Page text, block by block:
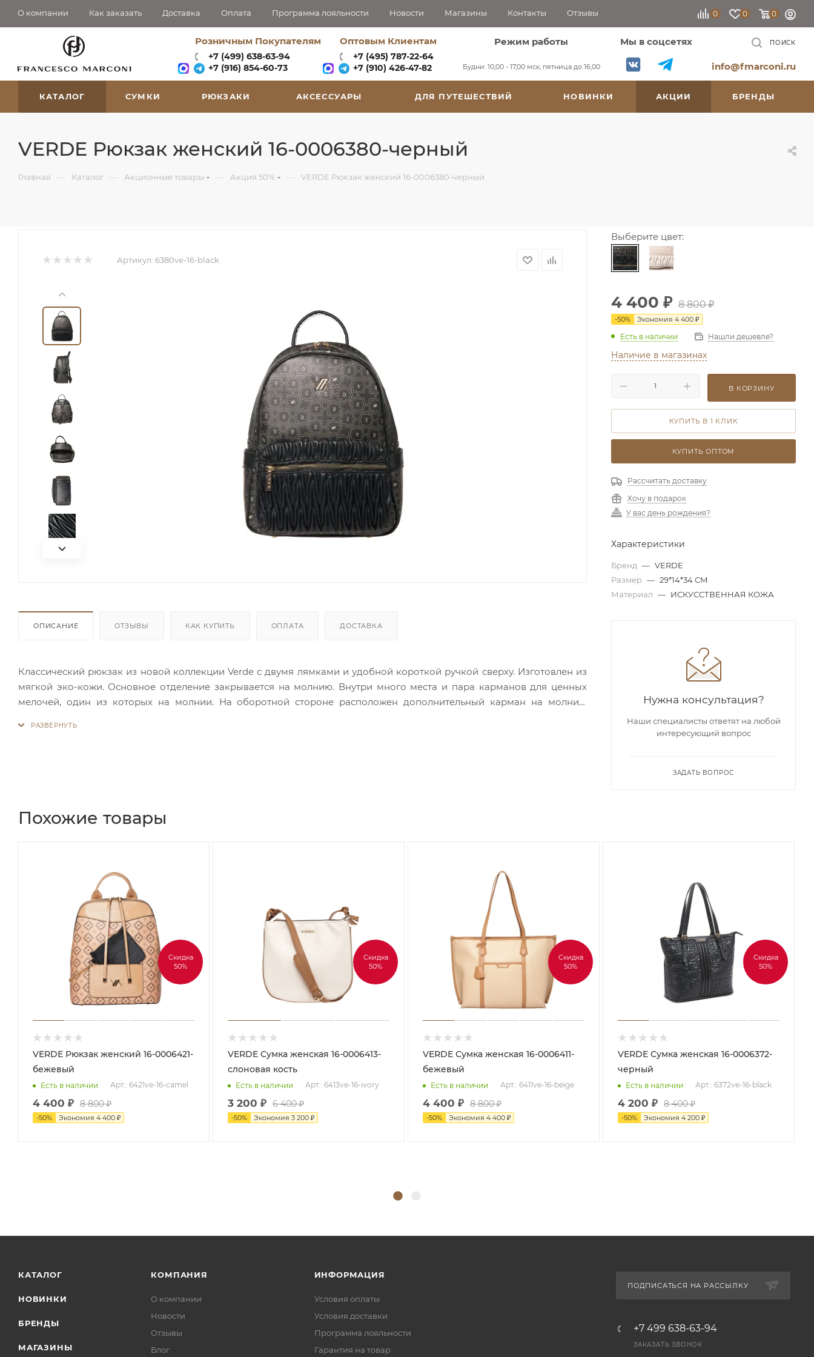
О компании Как заказать Доставка Оплата Программа лояльности Новости Магазины Контакты Отзывы 0 0 0
Розничным Покупателям
+7 (499) 638-63-94
+7 (916) 854-60-73‬
Оптовым Клиентам
+7 (495) 787-22-64
+7 (910) 426-47-82
Режим работы
Будни: 10,00 - 17,00 мск, пятница до 16,00
Мы в соцсетях ПОИСК
info@fmarconi.ru
КАТАЛОГ СУМКИ РЮКЗАКИ АКСЕССУАРЫ ДЛЯ ПУТЕШЕСТВИЙ НОВИНКИ АКЦИИ БРЕНДЫ
VERDE Рюкзак женский 16-0006380-черный
Главная — Каталог — Акционные товары — Акция 50% — VERDE Рюкзак женский 16-0006380-черный
Артикул: 6380ve-16-black
ОПИСАНИЕ ОТЗЫВЫ КАК КУПИТЬ ОПЛАТА ДОСТАВКА
Классический рюкзак из новой коллекции Verde с двумя лямками и удобной короткой ручкой сверху. Изготовлен из
мягкой эко-кожи. Основное отделение закрывается на молнию. Внутри много места и пара карманов для ценных
мелочей, один из которых на молнии. На оборотной стороне расположен дополнительный карман на молнии.
Выберите цвет:
4 400 ₽ 8 800₽
-50% Экономия 4 400 ₽
Есть в наличии Нашли дешевле?
Наличие в магазинах
В КОРЗИНУ
КУПИТЬ В 1 КЛИК
КУПИТЬ ОПТОМ
Рассчитать доставку
Хочу в подарок
У вас день рождения?
Характеристики
Бренд — VERDE
Размер — 29*14*34 СМ
Материал — ИСКУССТВЕННАЯ КОЖА
Нужна консультация?
Наши специалисты ответят на любой
интересующий вопрос
ЗАДАТЬ ВОПРОС
Похожие товары
Скидка
50%
VERDE Рюкзак женский 16-0006421-
бежевый
Есть в наличии Арт.: 6421ve-16-camel
4 400 ₽ 8 800₽
-50% Экономия 4 400 ₽
Скидка
50%
VERDE Сумка женская 16-0006413-
слоновая кость
Есть в наличии Арт.: 6413ve-16-ivory
3 200 ₽ 6 400₽
-50% Экономия 3 200 ₽
Скидка
50%
VERDE Сумка женская 16-0006411-
бежевый
Есть в наличии Арт.: 6411ve-16-beige
4 400 ₽ 8 800₽
-50% Экономия 4 400 ₽
Скидка
50%
VERDE Сумка женская 16-0006372-
черный
Есть в наличии Арт.: 6372ve-16-black
4 200 ₽ 8 400₽
-50% Экономия 4 200 ₽
КАТАЛОГ
НОВИНКИ
БРЕНДЫ
МАГАЗИНЫ
КОМПАНИЯ
О компании
Новости
Отзывы
Блог
ИНФОРМАЦИЯ
Условия оплаты
Условия доставки
Программа лояльности
Гарантия на товар
ПОДПИСАТЬСЯ НА РАССЫЛКУ
+7 499 638-63-94
ЗАКАЗАТЬ ЗВОНОК